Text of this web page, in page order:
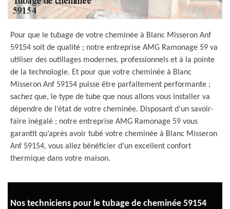
Pour que le tubage de votre cheminée à Blanc Misseron Anf
59154 soit de qualité ; notre entreprise AMG Ramonage 59 va
utiliser des outillages modernes, professionnels et à la pointe
de la technologie. Et pour que votre cheminée à Blanc
Misseron Anf 59154 puisse être parfaitement performante ;
sachez que, le type de tube que nous allons vous installer va
dépendre de l’état de votre cheminée. Disposant d’un savoir-
faire inégalé ; notre entreprise AMG Ramonage 59 vous
garantit qu’après avoir tubé votre cheminée à Blanc Misseron
Anf 59154, vous allez bénéficier d’un excellent confort
thermique dans votre maison.
Nos techniciens pour le tubage de cheminée 59154